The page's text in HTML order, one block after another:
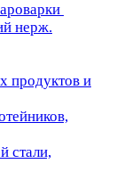
нерж.
продуктов и
стали,